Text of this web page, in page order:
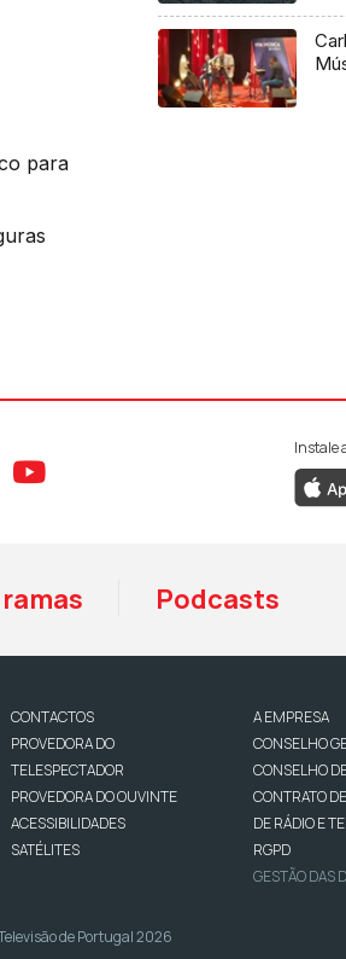
para
ao Facebook da RTP
ao Instagram da
Aceder ao YouTube
Instale
Podcasts
CONTACTOS
PROVEDORA DO
TELESPECTADOR
PROVEDORA DO OUVINTE
ACESSIBILIDADES
SATÉLITES
A EMPRESA
CONSELHO
CONSELHO
CONTRATO
DE RÁDIO E
RGPD
GESTÃO DAS
de Portugal 2026